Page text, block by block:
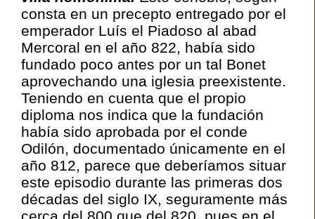
consta en un precepto entregado por el
emperador Luís el Piadoso al abad
Mercoral en el año 822, había sido
fundado poco antes por un tal Bonet
aprovechando una iglesia preexistente.
Teniendo en cuenta que el propio
diploma nos indica que la fundación
había sido aprobada por el conde
Odilón, documentado únicamente en el
año 812, parece que deberíamos situar
este episodio durante las primeras dos
décadas del siglo IX, seguramente más